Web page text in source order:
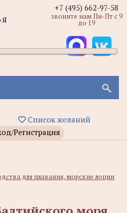
Список желаний
Регистрация
+7 (495) 662-97-58
звоните нам Пн-Пт с 9
до 19
для плавания, морские лоции